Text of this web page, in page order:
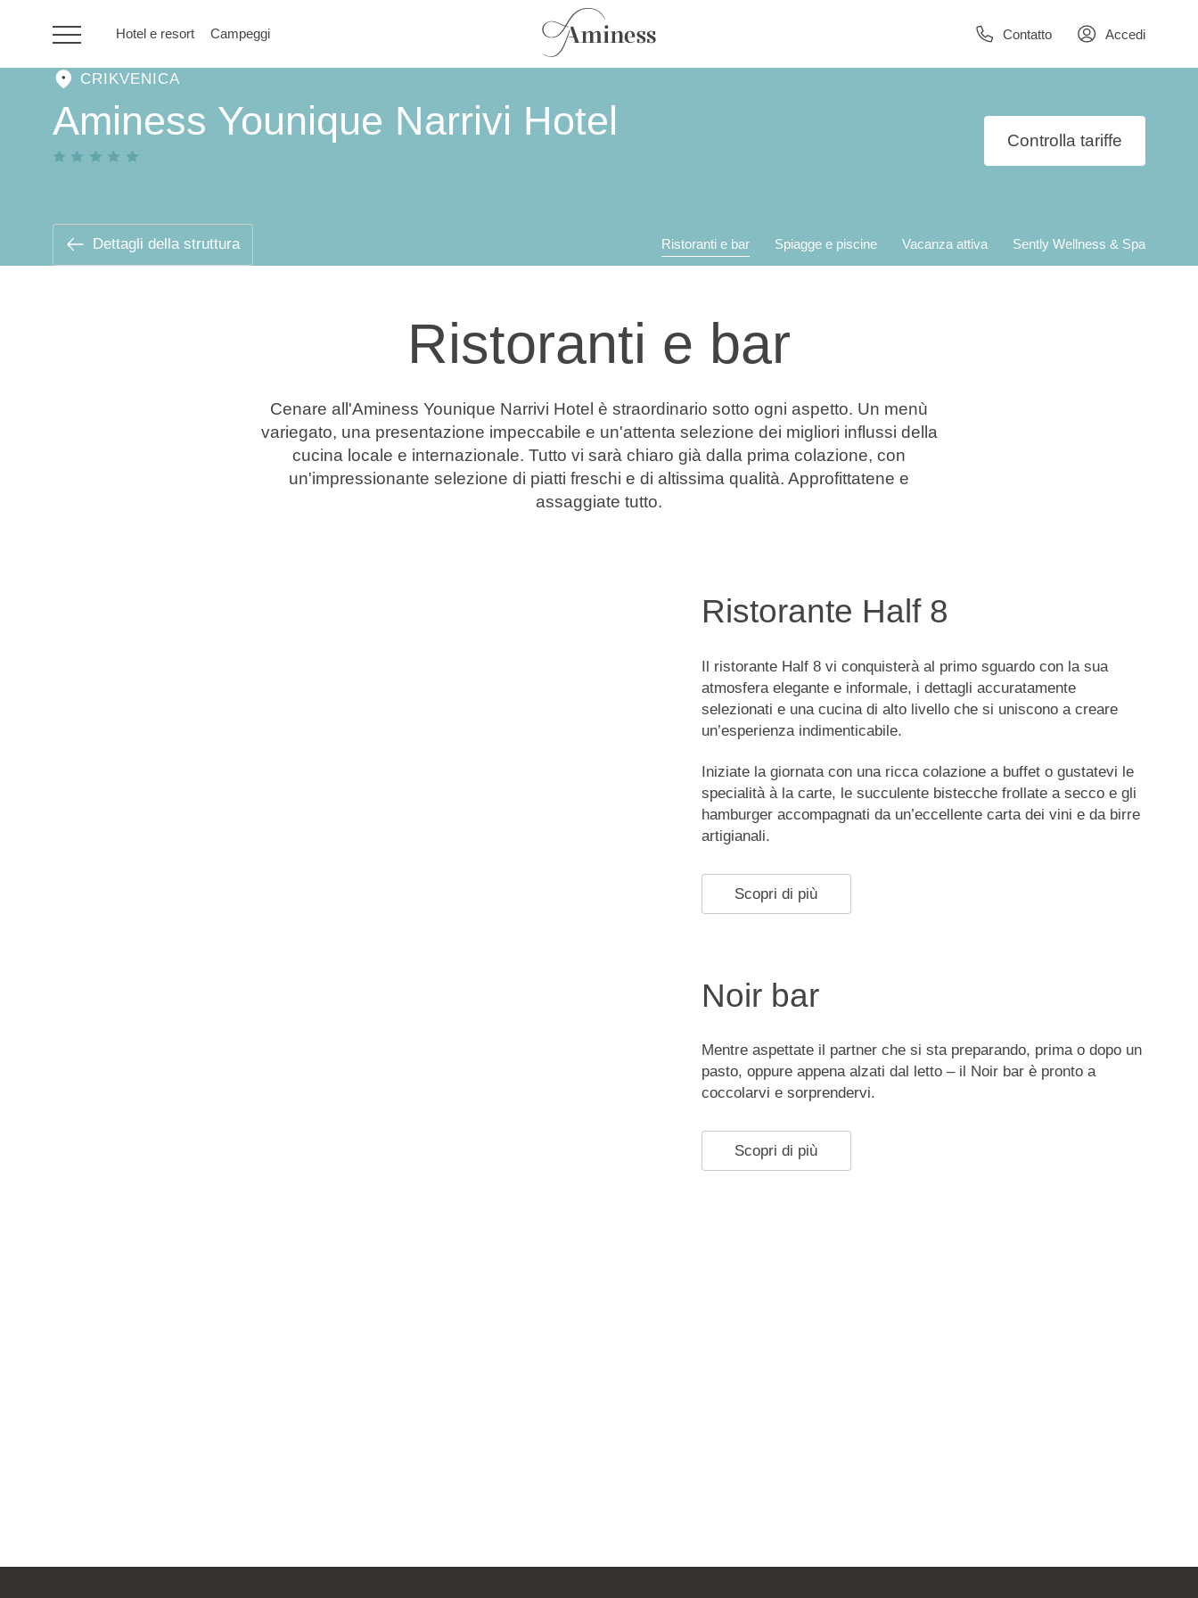
Hotel e resort Campeggi Contatto Accedi
Campeggi
CRIKVENICA
Aminess Younique Narrivi Hotel Controlla tariffe
Dettagli della struttura Ristoranti e bar Spiagge e piscine Vacanza attiva Sently Wellness & Spa
Ristoranti e bar
Cenare all'Aminess Younique Narrivi Hotel è straordinario sotto ogni aspetto. Un menù
variegato, una presentazione impeccabile e un'attenta selezione dei migliori influssi della
cucina locale e internazionale. Tutto vi sarà chiaro già dalla prima colazione, con
un'impressionante selezione di piatti freschi e di altissima qualità. Approfittatene e
assaggiate tutto.
Ristorante Half 8
Il ristorante Half 8 vi conquisterà al primo sguardo con la sua
atmosfera elegante e informale, i dettagli accuratamente
selezionati e una cucina di alto livello che si uniscono a creare
un’esperienza indimenticabile.
Iniziate la giornata con una ricca colazione a buffet o gustatevi le
specialità à la carte, le succulente bistecche frollate a secco e gli
hamburger accompagnati da un’eccellente carta dei vini e da birre
artigianali.
Scopri di più
Noir bar
Mentre aspettate il partner che si sta preparando, prima o dopo un
pasto, oppure appena alzati dal letto – il Noir bar è pronto a
coccolarvi e sorprendervi.
Scopri di più